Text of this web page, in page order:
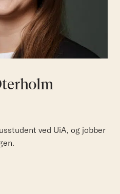
ved UiA, og jobber